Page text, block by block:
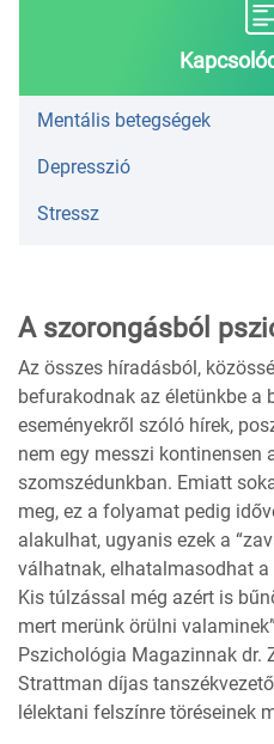
Mentális betegségek
Depresszió
Stressz
A szorongásból
Az összes híradásból,
befurakodnak az életünkbe a
eseményekről szóló hírek,
nem egy messzi kontinensen
szomszédunkban. Emiatt
meg, ez a folyamat pedig
alakulhat, ugyanis ezek a
válhatnak, elhatalmasodhat a
Kis túlzással még azért is
mert merünk örülni
Pszichológia Magazinnak dr.
Strattman díjas
lélektani felszínre töréseinek